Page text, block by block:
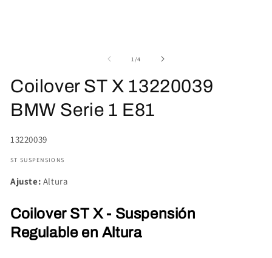
una
ventana
modal
1 /de
4
Coilover ST X 13220039
BMW Serie 1 E81
SKU:
13220039
ST SUSPENSIONS
Ajuste: Altura
Coilover ST X - Suspensión
Regulable en Altura